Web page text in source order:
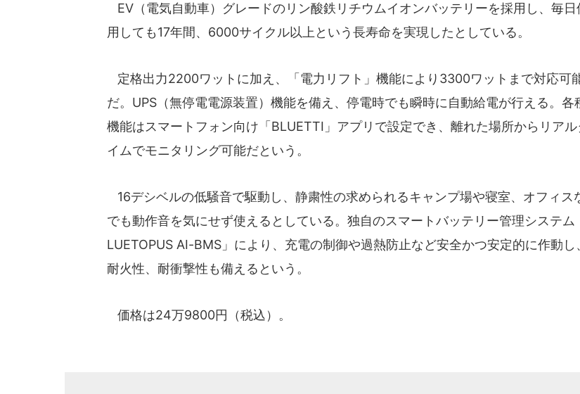
EV（電気自動車）グレードのリン酸鉄リチウムイオンバッテリーを採用し、毎日
用しても17年間、6000サイクル以上という長寿命を実現したとしている。
定格出力2200ワットに加え、「電力リフト」機能により3300ワットまで対応可
だ。UPS（無停電電源装置）機能を備え、停電時でも瞬時に自動給電が行える。各
機能はスマートフォン向け「BLUETTI」アプリで設定でき、離れた場所からリアル
イムでモニタリング可能だという。
16デシベルの低騒音で駆動し、静粛性の求められるキャンプ場や寝室、オフィス
でも動作音を気にせず使えるとしている。独自のスマートバッテリー管理システム
LUETOPUS AI-BMS」により、充電の制御や過熱防止など安全かつ安定的に作動し
耐火性、耐衝撃性も備えるという。
価格は24万9800円（税込）。